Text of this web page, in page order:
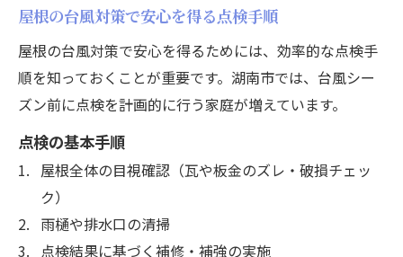
屋根の台風対策で安心を得る点検手順
屋根の台風対策で安心を得るためには、効率的な点検手
順を知っておくことが重要です。湖南市では、台風シー
ズン前に点検を計画的に行う家庭が増えています。
点検の基本手順
屋根全体の目視確認（瓦や板金のズレ・破損チェッ
ク）
雨樋や排水口の清掃
点検結果に基づく補修・補強の実施